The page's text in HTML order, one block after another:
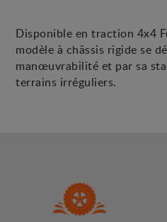
Disponible en traction 4x4
modèle à châssis rigide se
manœuvrabilité et par sa
terrains irréguliers.